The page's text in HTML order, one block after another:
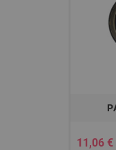
11,06 €